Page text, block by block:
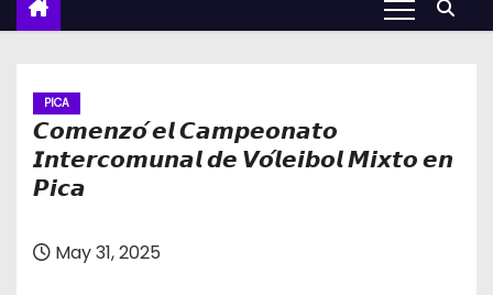
PICA
𝘾𝙤𝙢𝙚𝙣𝙯𝙤́ 𝙚𝙡 𝘾𝙖𝙢𝙥𝙚𝙤𝙣𝙖𝙩𝙤
𝙄𝙣𝙩𝙚𝙧𝙘𝙤𝙢𝙪𝙣𝙖𝙡 𝙙𝙚 𝙑𝙤́𝙡𝙚𝙞𝙗𝙤𝙡 𝙈𝙞𝙭𝙩𝙤 𝙚𝙣
𝙋𝙞𝙘𝙖
May 31, 2025